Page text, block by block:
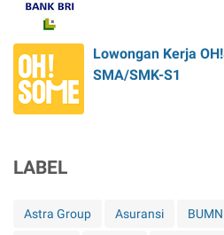
Lowongan Kerja
SMA/SMK-S1
LABEL
Astra Group Asuransi BUMN